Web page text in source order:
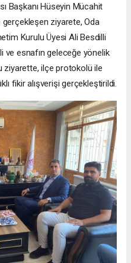
Başkanı Hüseyin Mücahit
gerçekleşen ziyarete, Oda
Kurulu Üyesi Ali Besdilli
ve esnafın geleceğe yönelik
ziyarette, ilçe protokolü ile
fikir alışverişi gerçekleştirildi.